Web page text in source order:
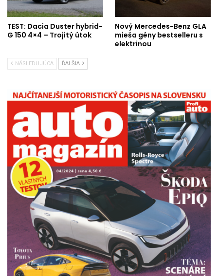
TEST: Dacia Duster hybrid-
G 150 4×4 – Trojitý útok
Nový Mercedes-Benz GLA
mieša gény bestselleru s
elektrinou
NÁSLEDUJÚCA ĎALŠIA